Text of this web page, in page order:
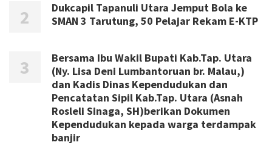
Dukcapil Tapanuli Utara Jemput Bola ke
SMAN 3 Tarutung, 50 Pelajar Rekam E-KTP
Bersama Ibu Wakil Bupati Kab.Tap. Utara
(Ny. Lisa Deni Lumbantoruan br. Malau,)
dan Kadis Dinas Kependudukan dan
Pencatatan Sipil Kab.Tap. Utara (Asnah
Rosleli Sinaga, SH)berikan Dokumen
Kependudukan kepada warga terdampak
banjir